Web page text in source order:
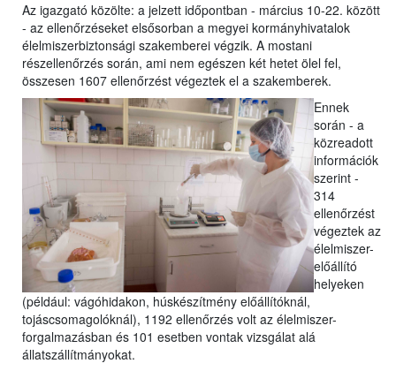
Az igazgató közölte: a jelzett időpontban - március 10-22. között
- az ellenőrzéseket elsősorban a megyei kormányhivatalok
élelmiszerbiztonsági szakemberei végzik. A mostani
részellenőrzés során, ami nem egészen két hetet ölel fel,
összesen 1607 ellenőrzést végeztek el a szakemberek.
Ennek
során - a
közreadott
információk
szerint -
314
ellenőrzést
végeztek az
élelmiszer-
előállító
helyeken
(például: vágóhidakon, húskészítmény előállítóknál,
tojáscsomagolóknál), 1192 ellenőrzés volt az élelmiszer-
forgalmazásban és 101 esetben vontak vizsgálat alá
állatszállítmányokat.